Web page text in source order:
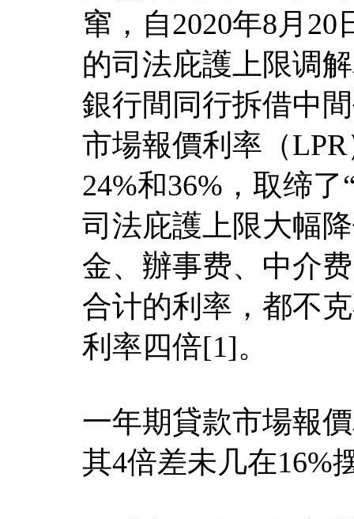
窜，自2020年8月
的司法庇護上限调
銀行間同行拆借中
市場報價利率（
24%和36%，取缔
司法庇護上限大幅
金、辦事费、中介
合计的利率，都不
利率四倍[1]。
一年期貸款市場報
其4倍差未几在16%